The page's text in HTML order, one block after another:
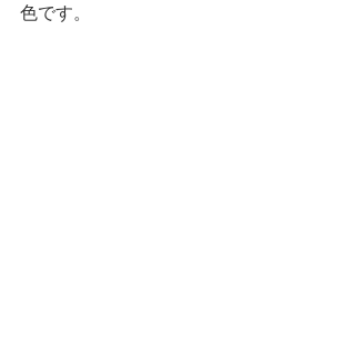
色です。